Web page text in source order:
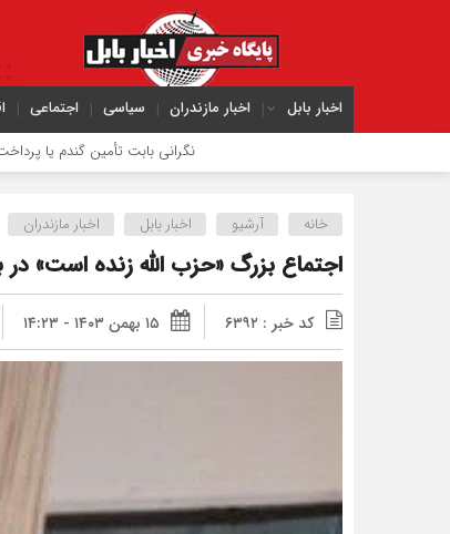
اخبار بابل اخبار مازندران سیاسی اجتماعی
نگرانی بابت تأمین گندم یا پرداخت مطالبات
خانه آرشیو اخبار بابل اخبار مازندران
اجتماع بزرگ «حزب الله زنده است» در
کد خبر : ۶۳۹۲ ۱۵ بهمن ۱۴۰۳ - ۱۴:۲۳